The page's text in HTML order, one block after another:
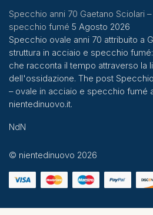
Specchio anni 70 Gaetano Sciolari
specchio fumé 5 Agosto 2026
Specchio ovale anni 70 attribuito a
struttura in acciaio e specchio
che racconta il tempo attraverso la
dell'ossidazione. The post
– ovale in acciaio e specchio fumé
nientedinuovo.it.
NdN
© nientedinuovo 2026